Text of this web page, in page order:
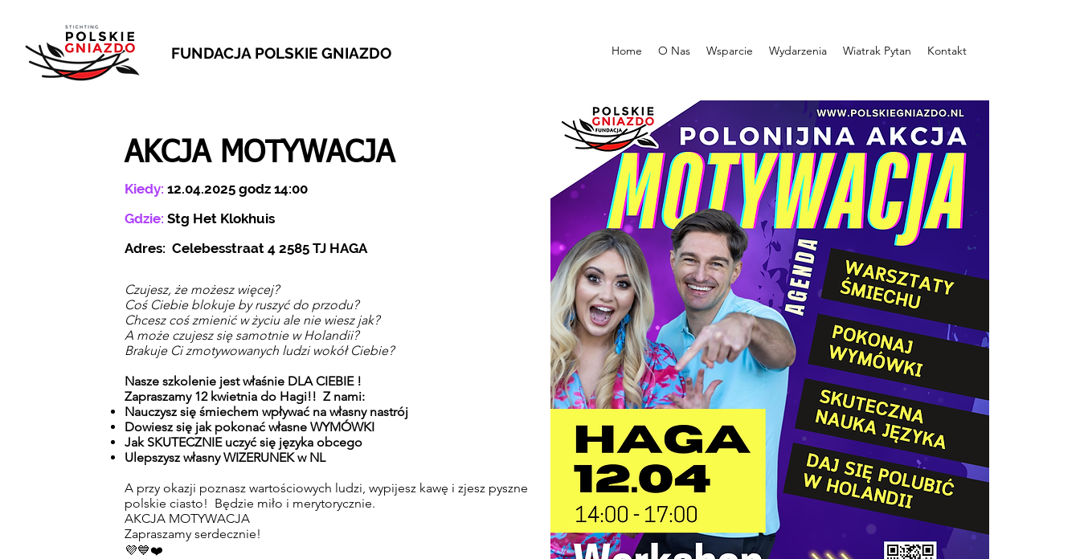
FUNDACJA POLSKIE GNIAZDO Home O Nas Wsparcie Wydarzenia Wiatrak Pytan Kontakt
AKCJA MOTYWACJA
Kiedy: 12.04.2025 godz 14:00
Gdzie: Stg Het Klokhuis
Adres: Celebesstraat 4 2585 TJ HAGA
Czujesz, że możesz więcej?
Coś Ciebie blokuje by ruszyć do przodu?
Chcesz coś zmienić w życiu ale nie wiesz jak?
A może czujesz się samotnie w Holandii?
Brakuje Ci zmotywowanych ludzi wokół Ciebie?
Nasze szkolenie jest właśnie DLA CIEBIE !
Zapraszamy 12 kwietnia do Hagi!! Z nami:
Nauczysz się śmiechem wpływać na własny nastrój
Dowiesz się jak pokonać własne WYMÓWKI
Jak SKUTECZNIE uczyć się języka obcego
Ulepszysz własny WIZERUNEK w NL
A przy okazji poznasz wartościowych ludzi, wypijesz kawę i zjesz pyszne
polskie ciasto! Będzie miło i merytorycznie.
AKCJA MOTYWACJA
Zapraszamy serdecznie!
💜💙❤️